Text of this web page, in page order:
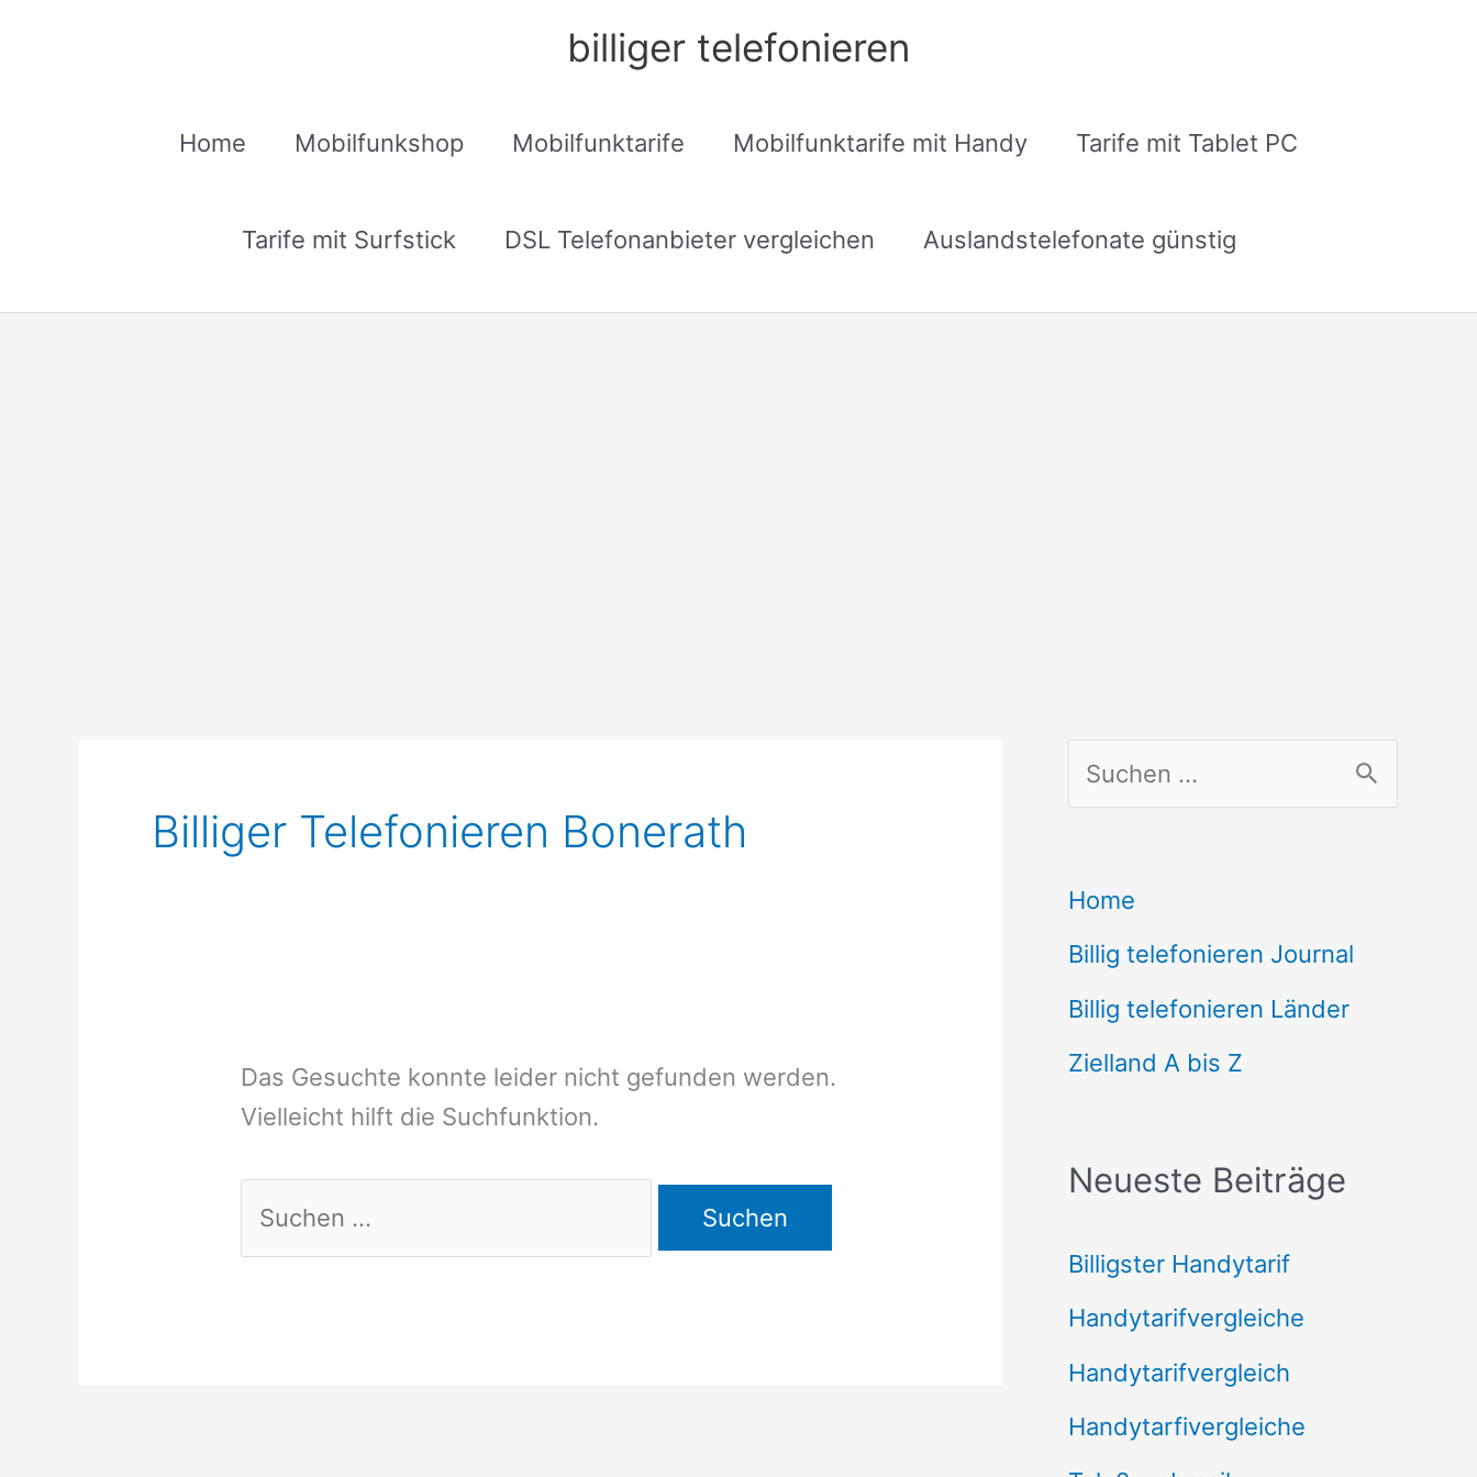
billiger telefonieren
Home Mobilfunkshop Mobilfunktarife Mobilfunktarife mit Handy Tarife mit Tablet PC
Tarife mit Surfstick DSL Telefonanbieter vergleichen Auslandstelefonate günstig
Billiger Telefonieren Bonerath
Das Gesuchte konnte leider nicht gefunden werden.
Vielleicht hilft die Suchfunktion.
nach:
u
h
e
n
n
h
Home
Billig telefonieren Journal
Billig telefonieren Länder
Zielland A bis Z
Neueste Beiträge
Billigster Handytarif
Handytarifvergleiche
Handytarifvergleich
Handytarfivergleiche